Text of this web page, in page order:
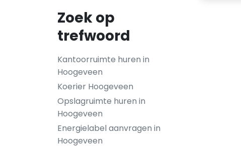
Zoek op
trefwoord
Kantoorruimte huren in
Hoogeveen
Koerier Hoogeveen
Opslagruimte huren in
Hoogeveen
Energielabel aanvragen in
Hoogeveen